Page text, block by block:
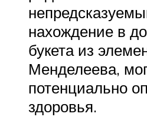
нахождение в
букета из
Менделеева,
потенциально
здоровья.